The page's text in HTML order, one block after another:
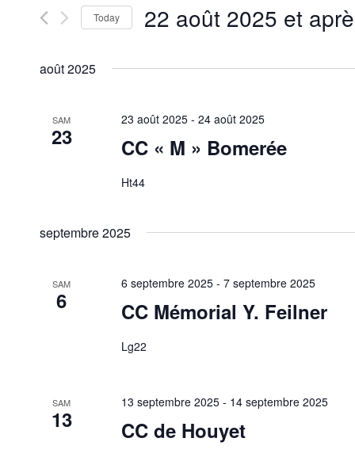
vues
par
mot-
Today 22 août 2025 et
date.
août 2025
SAM
23
23 août 2025 -24 août 2025
CC « M » Bomerée
Ht44
septembre 2025
SAM
6
6 septembre 2025 -7 septembre 2025
CC Mémorial Y. Feilner
Lg22
SAM
13
13 septembre 2025 - 14 septembre 2025
CC de Houyet